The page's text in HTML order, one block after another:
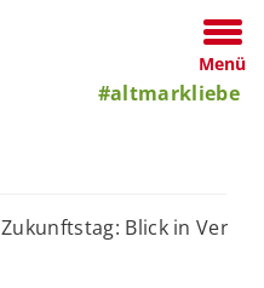
Menü
#altmarkliebe
Zukunftstag: Blick in